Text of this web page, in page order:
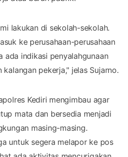
lakukan di sekolah-sekolah.
ke perusahaan-perusahaan
ada indikasi penyalahgunaan
pekerja," jelas Sujarno.
Kediri mengimbau agar
mata dan bersedia menjadi
masing-masing.
untuk segera melapor ke pos